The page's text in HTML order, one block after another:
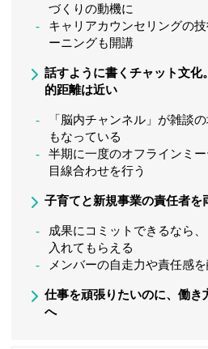
づくりの動機に
キャリアカウンセリングの
ーニングも開講
話すように書くチャット文化
的距離は近い
「脳内チャンネル」が雑談
もなっている
半期に一度のオフラインミ
目線合わせを行う
子育てと新規事業の責任者を
成果にコミットできるなら
入れてもらえる
メンバーの自走力や責任感
仕事を頑張りたいのに、働き
へ